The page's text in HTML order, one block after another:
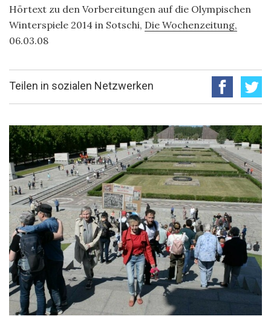
Hörtext zu den Vorbereitungen auf die Olympischen
Winterspiele 2014 in Sotschi, Die Wochenzeitung,
06.03.08
Teilen in sozialen Netzwerken